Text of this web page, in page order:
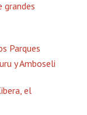
grandes
Parques
y Amboseli
el